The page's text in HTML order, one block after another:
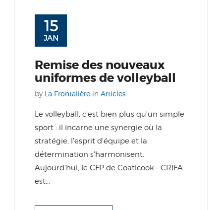
15
JAN
Remise des nouveaux
uniformes de volleyball
by La Frontalière in Articles
Le volleyball, c'est bien plus qu'un simple
sport : il incarne une synergie où la
stratégie, l'esprit d'équipe et la
détermination s'harmonisent.
Aujourd'hui, le CFP de Coaticook - CRIFA
est...